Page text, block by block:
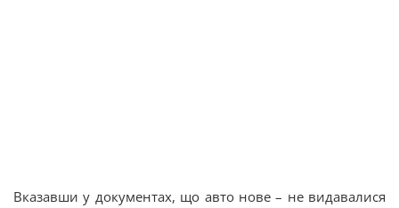
Вказавши у документах, що авто нове – не видавалися